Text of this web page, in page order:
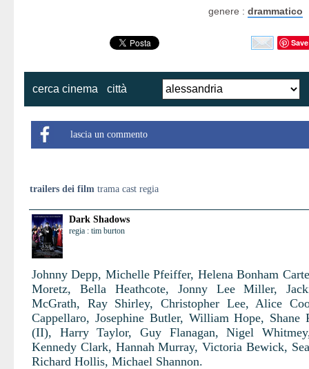
genere : drammatico
Save
cerca cinema città
lascia un commento
trailers dei film trama cast regia
Dark Shadows
regia : tim burton
Johnny Depp, Michelle Pfeiffer, Helena Bonham
Moretz, Bella Heathcote, Jonny Lee Miller,
McGrath, Ray Shirley, Christopher Lee, Alice
Cappellaro, Josephine Butler, William Hope, Shane
(II), Harry Taylor, Guy Flanagan, Nigel
Kennedy Clark, Hannah Murray, Victoria Bewick,
Richard Hollis, Michael Shannon.